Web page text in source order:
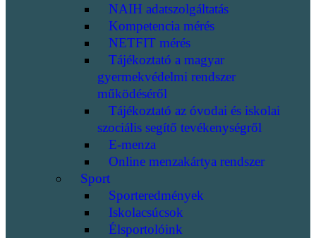
NAIH adatszolgáltatás
Kompetencia mérés
NETFIT mérés
Tájékoztató a magyar
gyermekvédelmi rendszer
működéséről
Tájékoztató az óvodai és iskolai
szociális segítő tevékenységről
E-menza
Online menzakártya rendszer
Sport
Sporteredmények
Iskolacsúcsok
Élsportolóink